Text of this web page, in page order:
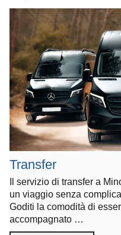
Transfer
Il servizio di transfer a
un viaggio senza
Goditi la comodità di
accompagnato …